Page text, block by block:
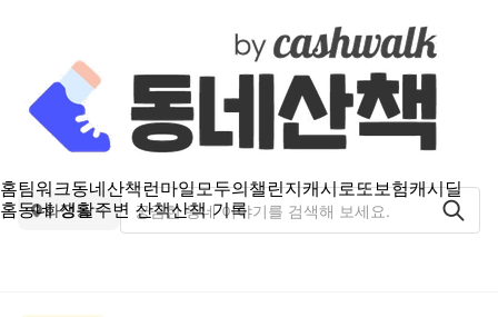
홈팀워크동네산책런마일모두의챌린지캐시로또보험캐시딜
홈동네 생활주변 산책산책 기록
화정동